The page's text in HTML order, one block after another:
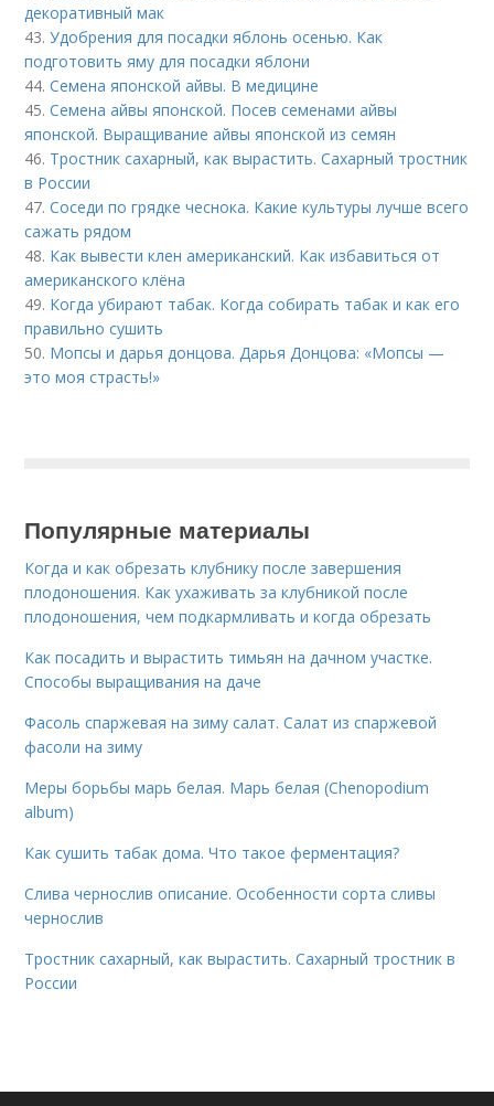
декоративный мак
43.Удобрения для посадки яблонь осенью. Как
подготовить яму для посадки яблони
44.Семена японской айвы. В медицине
45.Семена айвы японской. Посев семенами айвы
японской. Выращивание айвы японской из семян
46. Тростник сахарный, как вырастить. Сахарный тростник
в России
47.Соседи по грядке чеснока. Какие культуры лучше всего
сажать рядом
48. Как вывести клен американский. Как избавиться от
американского клёна
49. Когда убирают табак. Когда собирать табак и как его
правильно сушить
50. Мопсы и дарья донцова. Дарья Донцова: «Мопсы —
это моя страсть!»
Популярные материалы
Когда и как обрезать клубнику после завершения
плодоношения. Как ухаживать за клубникой после
плодоношения, чем подкармливать и когда обрезать
Как посадить и вырастить тимьян на дачном участке.
Способы выращивания на даче
Фасоль спаржевая на зиму салат. Салат из спаржевой
фасоли на зиму
Меры борьбы марь белая. Марь белая (Chenopodium
album)
Как сушить табак дома. Что такое ферментация?
Слива чернослив описание. Особенности сорта сливы
чернослив
Тростник сахарный, как вырастить. Сахарный тростник в
России